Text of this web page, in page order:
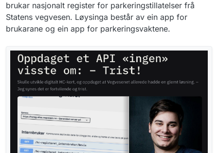
brukar nasjonalt register for parkeringstillatelser frå
Statens vegvesen. Løysinga består av ein app for
brukarane og ein app for parkeringsvaktene.